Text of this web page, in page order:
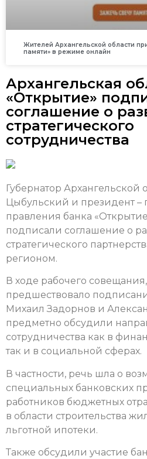
Жителей Архангельской области
памяти» в режиме онлайн
Архангельская
«Открытие»
соглашение о
стратегического
сотрудничества
Губернатор Архангельской
Цыбульский и президент –
правления банка
подписали соглашение о
стратегического
регионом.
В ходе рабочего
предшествовало
Михаил Задорнов и
предметно обсудили
сотрудничества как в
так и в социальной сферах.
В частности, речь шла о
специальных банковских
работников бюджетных
в области строительства
льготной ипотеки.
Также обсудили участие